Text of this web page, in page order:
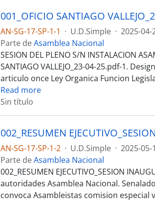
AN-SG-17-SP-1-1 · U.D.Simple · 2025-04-
Parte deAsamblea Nacional
SESION DEL PLENO S/N INSTALACION
SANTIAGO VALLEJO_23-04-25.pdf-1.
articulo once Ley Organica Funcion
Read more
Sin título
AN-SG-17-SP-1-2 · U.D.Simple · 2025-05-
Parte deAsamblea Nacional
002_RESUMEN EJECUTIVO_SESION
autoridades Asamblea Nacional.
convoca Asambleistas comision especial